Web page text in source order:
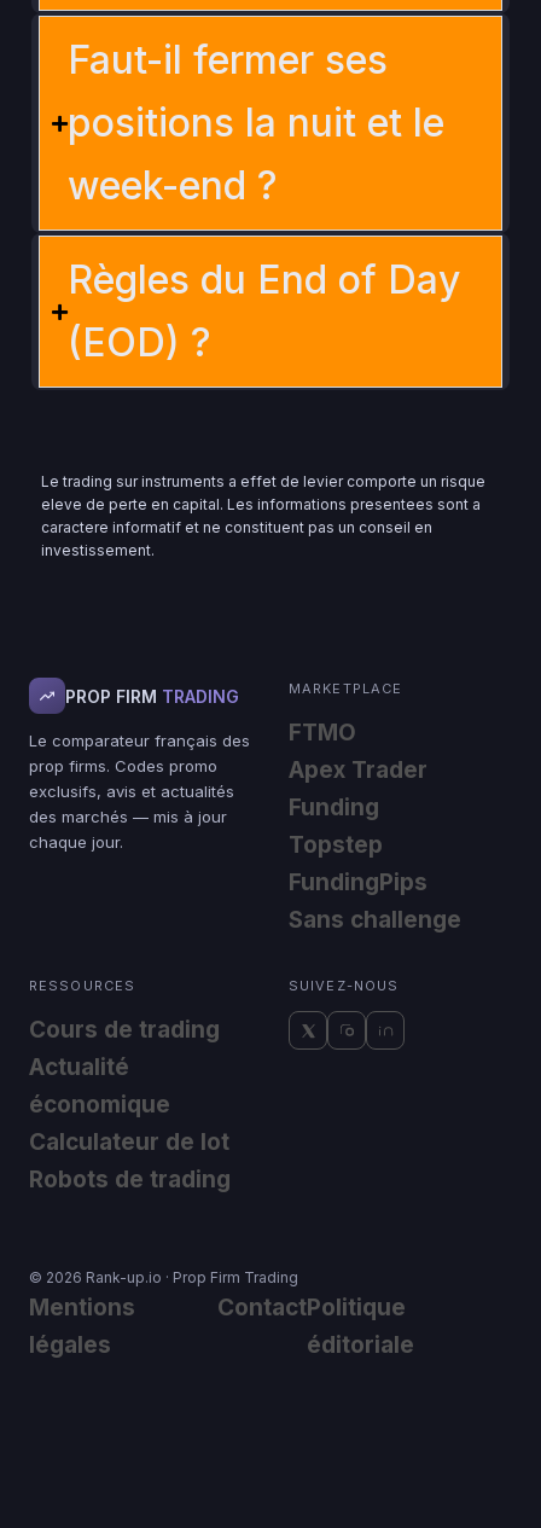
Faut-il fermer ses
positions la nuit et le
week-end ?
Règles du End of Day
(EOD) ?
Le trading sur instruments a effet de levier comporte un risque
eleve de perte en capital. Les informations presentees sont a
caractere informatif et ne constituent pas un conseil en
investissement.
PROP FIRM TRADING
Le comparateur français des
prop firms. Codes promo
exclusifs, avis et actualités
des marchés — mis à jour
chaque jour.
MARKETPLACE
FTMO
Apex Trader
Funding
Topstep
FundingPips
Sans challenge
RESSOURCES
Cours de trading
Actualité
économique
Calculateur de lot
Robots de trading
SUIVEZ-NOUS
© 2026 Rank-up.io · Prop Firm Trading
Mentions
légales
ContactPolitique
éditoriale